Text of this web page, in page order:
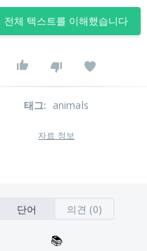
전체 텍스트를 이해했습니다
태그: animals
자료 정보
단어 의견 (0)
📚